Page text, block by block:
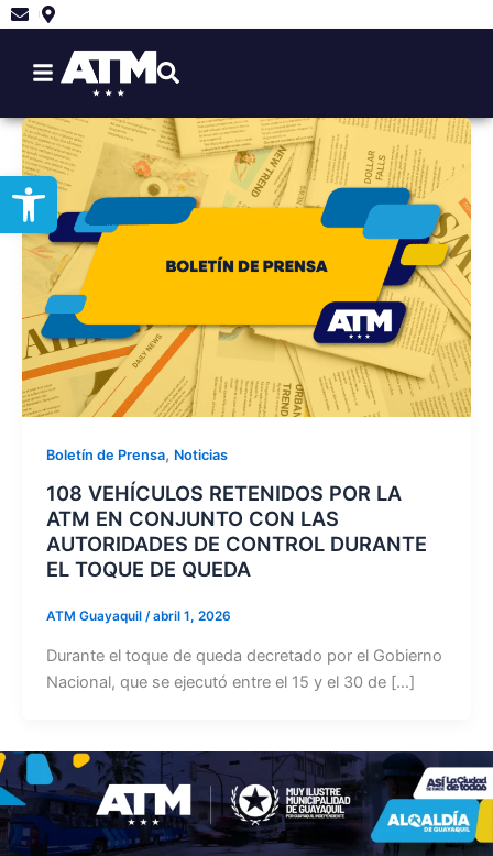
contenido
Boletín de Prensa, Noticias
108 VEHÍCULOS RETENIDOS POR LA
ATM EN CONJUNTO CON LAS
AUTORIDADES DE CONTROL DURANTE
EL TOQUE DE QUEDA
ATM Guayaquil /abril 1, 2026
Durante el toque de queda decretado por el Gobierno
Nacional, que se ejecutó entre el 15 y el 30 de […]
Abrir barra de herramientas